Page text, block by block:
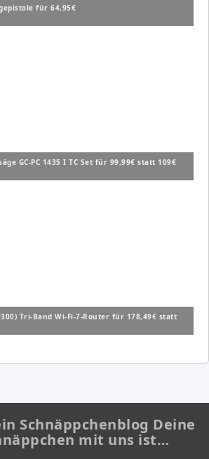
für 64,95€
GC-PC 1435 I TC Set für 99,99€ statt 109€
Tri-Band Wi-Fi-7-Router für 178,49€ statt
Schnäppchenblog Deine
mit uns ist…